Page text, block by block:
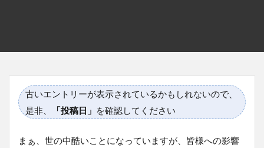
古いエントリーが表示されているかもしれないので、
是非、
「投稿日」 を確認してください
まぁ、世の中酷いことになっていますが、皆様への影響